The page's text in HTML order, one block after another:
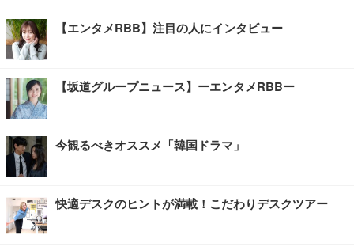
【エンタメRBB】注目の人にインタビュー
【坂道グループニュース】ーエンタメRBBー
今観るべきオススメ「韓国ドラマ」
快適デスクのヒントが満載！こだわりデスクツアー